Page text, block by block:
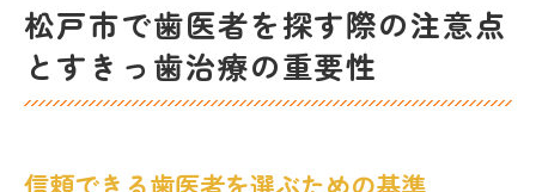
すきっ歯治療の最新技術とその効果
信頼できる松戸市の歯医者選びのコツとすきっ
歯改善法
松戸市で歯医者を探す際の注意点
とすきっ歯治療の重要性
信頼できる歯医者を選ぶための基準